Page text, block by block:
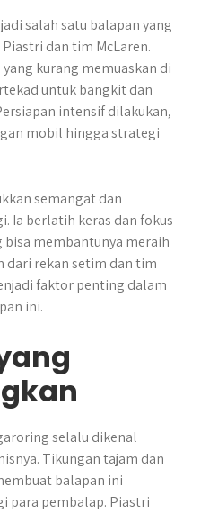
salah satu balapan yang
dan tim McLaren.
kurang memuaskan di
untuk bangkit dan
intensif dilakukan,
mobil hingga strategi
semangat dan
Ia berlatih keras dan fokus
bisa membantunya meraih
dari rekan setim dan tim
faktor penting dalam
ini.
selalu dikenal
Tikungan tajam dan
balapan ini
para pembalap. Piastri